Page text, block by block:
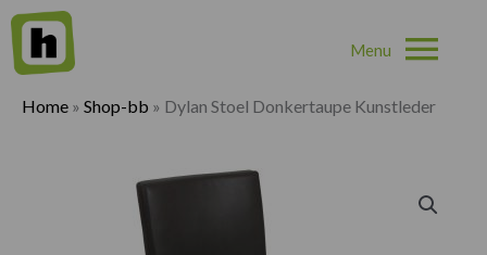
Home » Shop-bb » Dylan Stoel Donkertaupe Kunstleder